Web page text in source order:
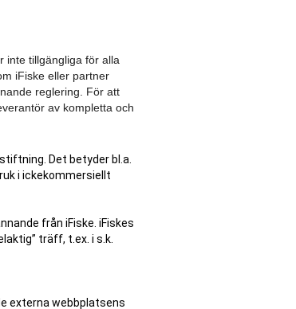
inte tillgängliga för alla
iFiske eller partner
reglering. För att
av kompletta och
Det betyder bl.a.
i ickekommersiellt
från iFiske. iFiskes
träff, t.ex. i s.k.
externa webbplatsens